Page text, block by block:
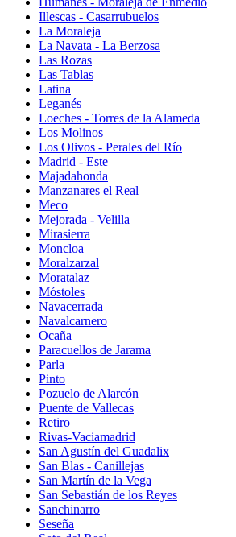
Illescas - Casarrubuelos
La Moraleja
La Navata - La Berzosa
Las Rozas
Las Tablas
Latina
Leganés
Loeches - Torres de la Alameda
Los Molinos
Los Olivos - Perales del Río
Madrid - Este
Majadahonda
Manzanares el Real
Meco
Mejorada - Velilla
Mirasierra
Moncloa
Moralzarzal
Moratalaz
Móstoles
Navacerrada
Navalcarnero
Ocaña
Paracuellos de Jarama
Parla
Pinto
Pozuelo de Alarcón
Puente de Vallecas
Retiro
Rivas-Vaciamadrid
San Agustín del Guadalix
San Blas - Canillejas
San Martín de la Vega
San Sebastián de los Reyes
Sanchinarro
Seseña